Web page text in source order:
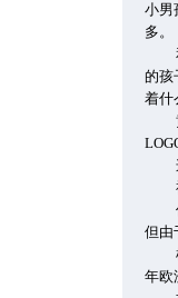
小男
多。
的孩
着什
但由
年欧